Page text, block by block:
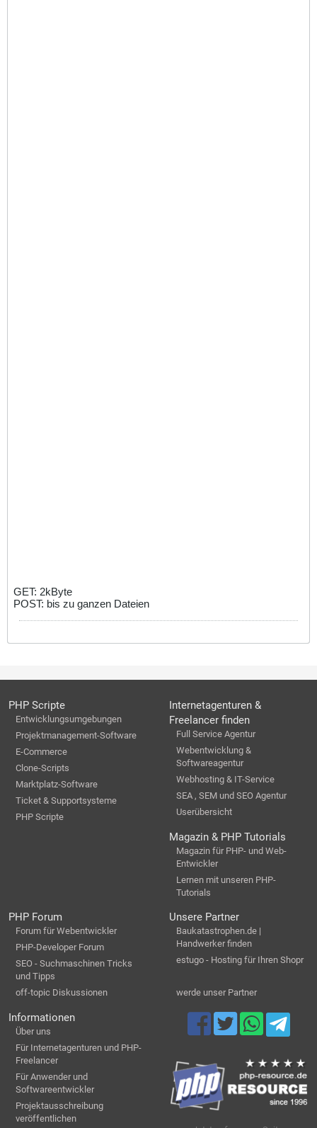
GET: 2kByte
POST: bis zu ganzen Dateien
PHP Scripte
Entwicklungsumgebungen
Projektmanagement-Software
E-Commerce
Clone-Scripts
Marktplatz-Software
Ticket & Supportsysteme
PHP Scripte
Internetagenturen &
Freelancer finden
Full Service Agentur
Webentwicklung &
Softwareagentur
Webhosting & IT-Service
SEA , SEM und SEO Agentur
Userübersicht
Magazin & PHP Tutorials
Magazin für PHP- und Web-
Entwickler
Lernen mit unseren PHP-
Tutorials
PHP Forum
Forum für Webentwickler
PHP-Developer Forum
SEO - Suchmaschinen Tricks
und Tipps
off-topic Diskussionen
Unsere Partner
Baukatastrophen.de |
Handwerker finden
estugo - Hosting für Ihren Shopr
werde unser Partner
Informationen
Über uns
Für Internetagenturen und PHP-
Freelancer
Für Anwender und
Softwareentwickler
Projektausschreibung
veröffentlichen